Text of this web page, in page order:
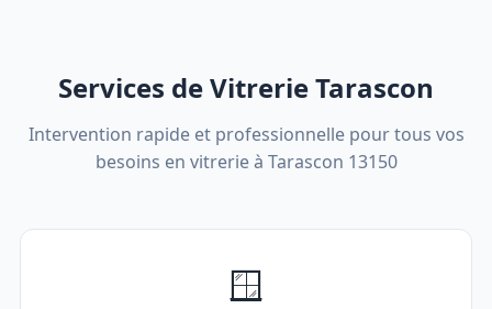
Services de Vitrerie Tarascon
Intervention rapide et professionnelle pour tous vos
besoins en vitrerie à Tarascon 13150
🪟